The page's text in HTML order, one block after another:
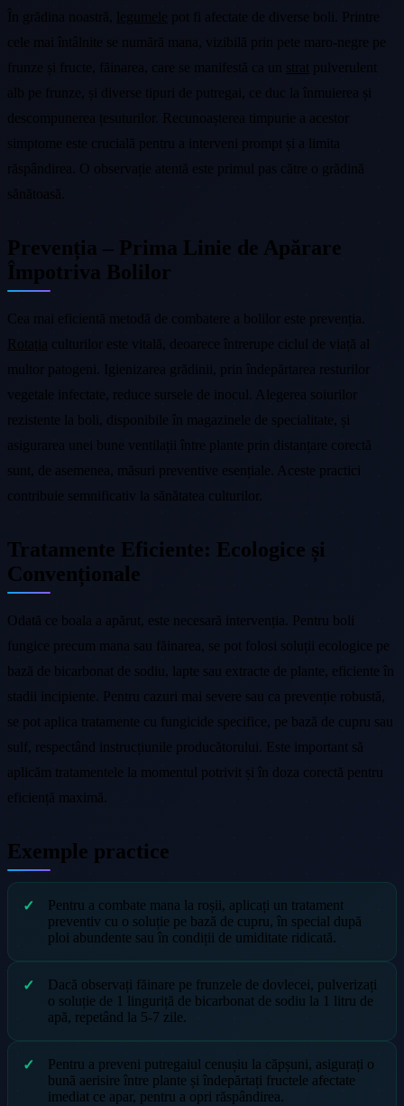
În grădina noastră, legumele pot fi afectate de diverse boli. Printre
cele mai întâlnite se numără mana, vizibilă prin pete maro-negre pe
frunze și fructe, făinarea, care se manifestă ca un strat pulverulent
alb pe frunze, și diverse tipuri de putregai, ce duc la înmuierea și
descompunerea țesuturilor. Recunoașterea timpurie a acestor
simptome este crucială pentru a interveni prompt și a limita
răspândirea. O observație atentă este primul pas către o grădină
sănătoasă.
Prevenția – Prima Linie de Apărare
Împotriva Bolilor
Cea mai eficientă metodă de combatere a bolilor este prevenția.
Rotația culturilor este vitală, deoarece întrerupe ciclul de viață al
multor patogeni. Igienizarea grădinii, prin îndepărtarea resturilor
vegetale infectate, reduce sursele de inocul. Alegerea soiurilor
rezistente la boli, disponibile în magazinele de specialitate, și
asigurarea unei bune ventilații între plante prin distanțare corectă
sunt, de asemenea, măsuri preventive esențiale. Aceste practici
contribuie semnificativ la sănătatea culturilor.
Tratamente Eficiente: Ecologice și
Convenționale
Odată ce boala a apărut, este necesară intervenția. Pentru boli
fungice precum mana sau făinarea, se pot folosi soluții ecologice pe
bază de bicarbonat de sodiu, lapte sau extracte de plante, eficiente în
stadii incipiente. Pentru cazuri mai severe sau ca prevenție robustă,
se pot aplica tratamente cu fungicide specifice, pe bază de cupru sau
sulf, respectând instrucțiunile producătorului. Este important să
aplicăm tratamentele la momentul potrivit și în doza corectă pentru
eficiență maximă.
Exemple practice
Pentru a combate mana la roșii, aplicați un tratament
preventiv cu o soluție pe bază de cupru, în special după
ploi abundente sau în condiții de umiditate ridicată.
Dacă observați făinare pe frunzele de dovlecei, pulverizați
o soluție de 1 linguriță de bicarbonat de sodiu la 1 litru de
apă, repetând la 5-7 zile.
Pentru a preveni putregaiul cenușiu la căpșuni, asigurați o
bună aerisire între plante și îndepărtați fructele afectate
imediat ce apar, pentru a opri răspândirea.